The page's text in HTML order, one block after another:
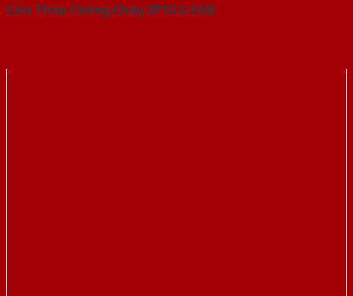
Cửa Thép Chống Cháy 2P1G2-SGD